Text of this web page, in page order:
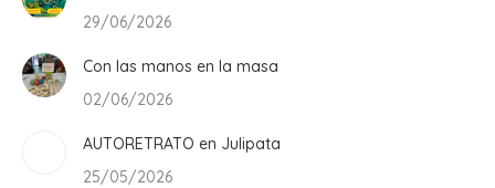
29/06/2026
Con las manos en la masa
02/06/2026
AUTORETRATO en Julipata
25/05/2026